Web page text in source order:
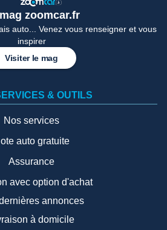
zoomcar.fr
auto... Venez vous renseigner et vous
inspirer
Visiter le mag
& OUTILS
Nos services
auto gratuite
Assurance
avec option d'achat
annonces
à domicile